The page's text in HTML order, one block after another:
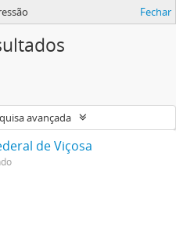
Fechar
avançada
de Viçosa